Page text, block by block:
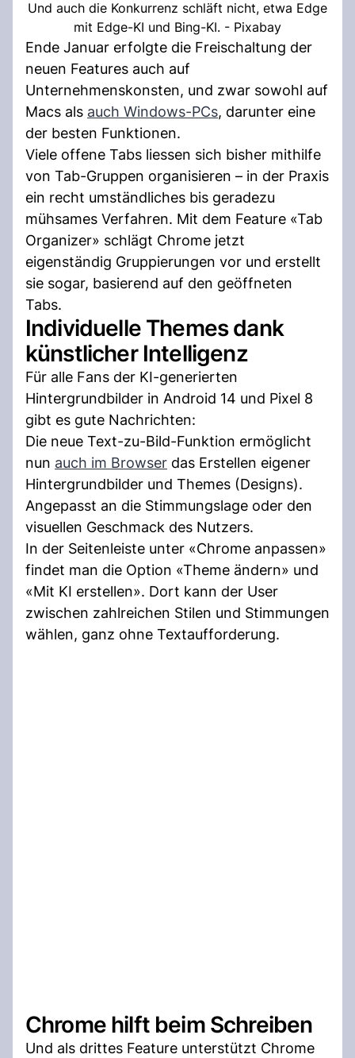
Und auch die Konkurrenz schläft nicht, etwa Edge
mit Edge-KI und Bing-KI. - Pixabay
Ende Januar erfolgte die Freischaltung der
neuen Features auch auf
Unternehmenskonsten, und zwar sowohl auf
Macs als auch Windows-PCs, darunter eine
der besten Funktionen.
Viele offene Tabs liessen sich bisher mithilfe
von Tab-Gruppen organisieren – in der Praxis
ein recht umständliches bis geradezu
mühsames Verfahren. Mit dem Feature «Tab
Organizer» schlägt Chrome jetzt
eigenständig Gruppierungen vor und erstellt
sie sogar, basierend auf den geöffneten
Tabs.
Individuelle Themes dank
künstlicher Intelligenz
Für alle Fans der KI-generierten
Hintergrundbilder in Android 14 und Pixel 8
gibt es gute Nachrichten:
Die neue Text-zu-Bild-Funktion ermöglicht
nun auch im Browser das Erstellen eigener
Hintergrundbilder und Themes (Designs).
Angepasst an die Stimmungslage oder den
visuellen Geschmack des Nutzers.
In der Seitenleiste unter «Chrome anpassen»
findet man die Option «Theme ändern» und
«Mit KI erstellen». Dort kann der User
zwischen zahlreichen Stilen und Stimmungen
wählen, ganz ohne Textaufforderung.
Chrome hilft beim Schreiben
Und als drittes Feature unterstützt Chrome